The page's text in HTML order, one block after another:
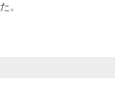
。